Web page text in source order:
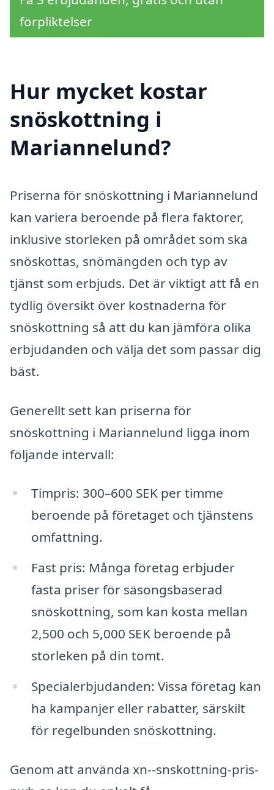
förpliktelser
Hur mycket kostar
snöskottning i
Mariannelund?
Priserna för snöskottning i Mariannelund
kan variera beroende på flera faktorer,
inklusive storleken på området som ska
snöskottas, snömängden och typ av
tjänst som erbjuds. Det är viktigt att få en
tydlig översikt över kostnaderna för
snöskottning så att du kan jämföra olika
erbjudanden och välja det som passar dig
bäst.
Generellt sett kan priserna för
snöskottning i Mariannelund ligga inom
följande intervall:
Timpris: 300–600 SEK per timme
beroende på företaget och tjänstens
omfattning.
Fast pris: Många företag erbjuder
fasta priser för säsongsbaserad
snöskottning, som kan kosta mellan
2,500 och 5,000 SEK beroende på
storleken på din tomt.
Specialerbjudanden: Vissa företag kan
ha kampanjer eller rabatter, särskilt
för regelbunden snöskottning.
Genom att använda xn--snskottning-pris-